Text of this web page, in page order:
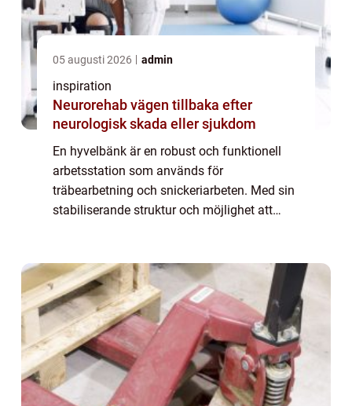
05 augusti 2026 admin
inspiration
Neurorehab vägen tillbaka efter
neurologisk skada eller sjukdom
En hyvelbänk är en robust och funktionell
arbetsstation som används för
träbearbetning och snickeriarbeten. Med sin
stabiliserande struktur och möjlighet att